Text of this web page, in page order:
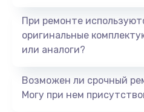
Замена
При ремонте
оригинальные
или аналоги?
Возможен ли срочный
Могу при нем